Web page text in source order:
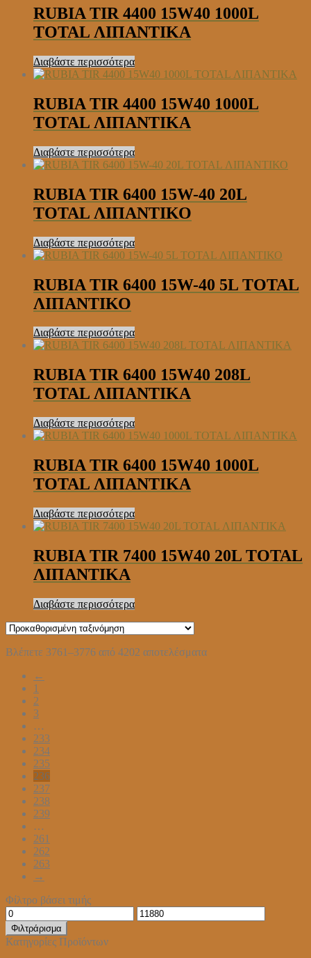
RUBIA TIR 4400 15W40 1000L
TOTAL ΛΙΠΑΝΤΙΚΑ
Διαβάστε περισσότερα
RUBIA TIR 4400 15W40 1000L
TOTAL ΛΙΠΑΝΤΙΚΑ
Διαβάστε περισσότερα
RUBIA TIR 6400 15W-40 20L
TOTAL ΛΙΠΑΝΤΙΚΟ
Διαβάστε περισσότερα
RUBIA TIR 6400 15W-40 5L TOTAL
ΛΙΠΑΝΤΙΚΟ
Διαβάστε περισσότερα
RUBIA TIR 6400 15W40 208L
TOTAL ΛΙΠΑΝΤΙΚΑ
Διαβάστε περισσότερα
RUBIA TIR 6400 15W40 1000L
TOTAL ΛΙΠΑΝΤΙΚΑ
Διαβάστε περισσότερα
RUBIA TIR 7400 15W40 20L TOTAL
ΛΙΠΑΝΤΙΚΑ
Διαβάστε περισσότερα
Βλέπετε 3761–3776 από 4202 αποτελέσματα
←
1
2
3
…
233
234
235
236
237
238
239
…
261
262
263
→
Φίλτρο βάσει τιμής
Ελάχιστη
τιμή
Μέγιστη
τιμή
Φιλτράρισμα
Κατηγορίες Προϊόντων